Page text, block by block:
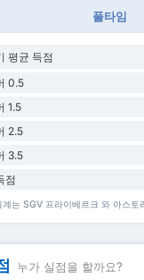
풀타임
평균 득점
0.5
1.5
2.5
3.5
점
는 SGV 프라이베르크 와 아스
누가 실점을 할까요?